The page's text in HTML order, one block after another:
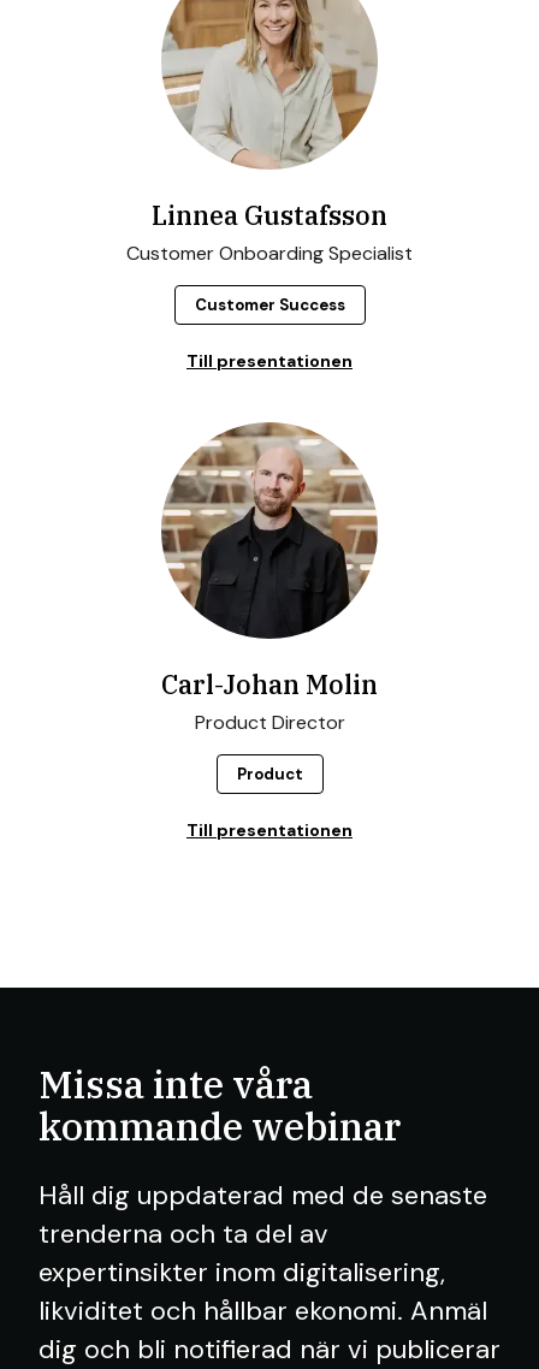
Linnea Gustafsson
Customer Onboarding Specialist
Customer Success
Till presentationen
Carl-Johan Molin
Product Director
Product
Till presentationen
Missa inte våra
kommande webinar
Håll dig uppdaterad med de senaste
trenderna och ta del av
expertinsikter inom digitalisering,
likviditet och hållbar ekonomi. Anmäl
dig och bli notifierad när vi publicerar